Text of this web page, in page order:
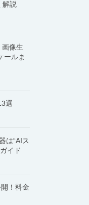
解説
像生
ールま
選
は“AIス
イド
！料金